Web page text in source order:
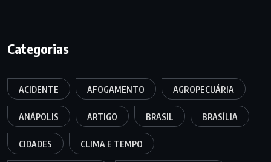
Categorias
ACIDENTE AFOGAMENTO AGROPECUÁRIA
ANÁPOLIS ARTIGO BRASIL BRASÍLIA
CIDADES CLIMA E TEMPO